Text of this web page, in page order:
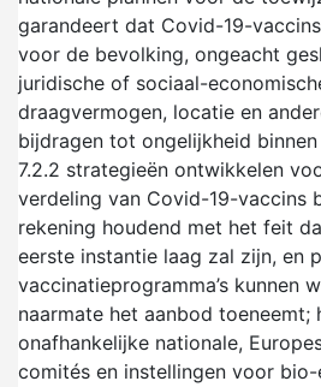
garandeert dat Covid-19-
voor de bevolking, ongeacht
juridische of sociaal-
draagvermogen, locatie en
bijdragen tot ongelijkheid
7.2.2 strategieën ontwikkelen
verdeling van Covid-19-vaccins
rekening houdend met het feit
eerste instantie laag zal zijn, en
vaccinatieprogramma’s kunnen
naarmate het aanbod toeneemt;
onafhankelijke nationale,
comités en instellingen voor